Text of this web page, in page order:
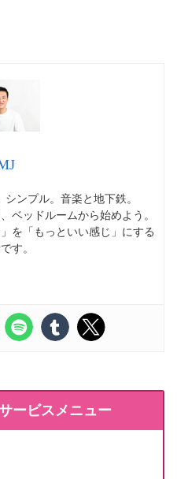
ンプル。音楽と地下鉄。
ベッドルームから始めよう。
を「もっといい感じ」にする
す。
ービスメニュー